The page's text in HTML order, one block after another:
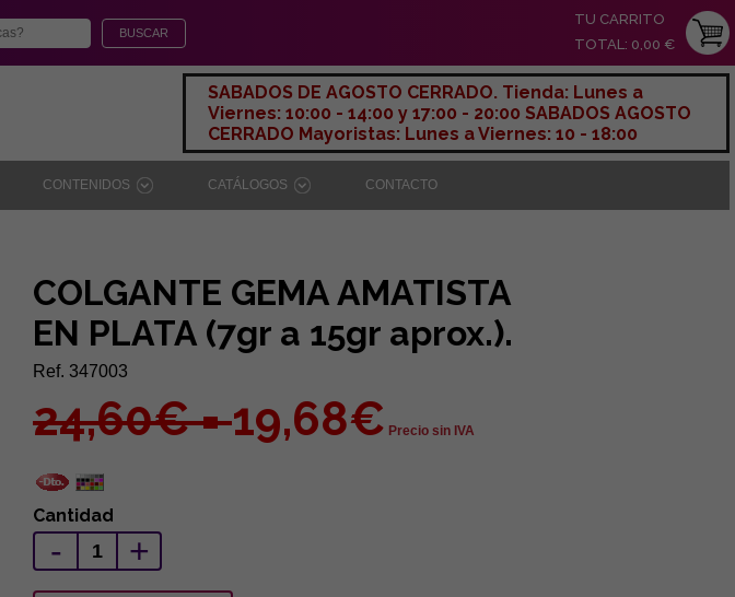
TU CARRITO
TOTAL: 0,00 €
SABADOS DE AGOSTO CERRADO. Tienda: Lunes a
Viernes: 10:00 - 14:00 y 17:00 - 20:00 SABADOS AGOSTO
CERRADO Mayoristas: Lunes a Viernes: 10 - 18:00
CONTENIDOS CATÁLOGOS CONTACTO
COLGANTE GEMA AMATISTA
EN PLATA (7gr a 15gr aprox.).
Ref. 347003
24,60€ =19,68€ Precio sin IVA
Cantidad
- +